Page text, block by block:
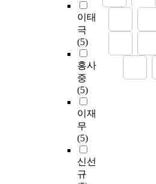
이태
극
(5)
홍사
중
(5)
이재
무
(5)
신선
규